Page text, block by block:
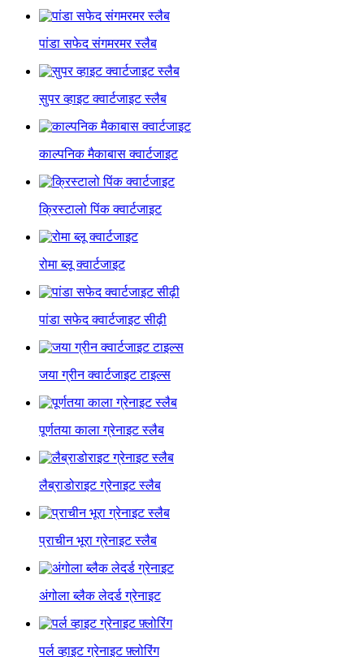
पांडा सफेद संगमरमर स्लैब
सुपर व्हाइट क्वार्टजाइट स्लैब
काल्पनिक मैकाबास क्वार्टजाइट
क्रिस्टालो पिंक क्वार्टजाइट
रोमा ब्लू क्वार्टजाइट
पांडा सफेद क्वार्टजाइट सीढ़ी
जया ग्रीन क्वार्टजाइट टाइल्स
पूर्णतया काला ग्रेनाइट स्लैब
लैब्राडोराइट ग्रेनाइट स्लैब
प्राचीन भूरा ग्रेनाइट स्लैब
अंगोला ब्लैक लेदर्ड ग्रेनाइट
पर्ल व्हाइट ग्रेनाइट फ़्लोरिंग